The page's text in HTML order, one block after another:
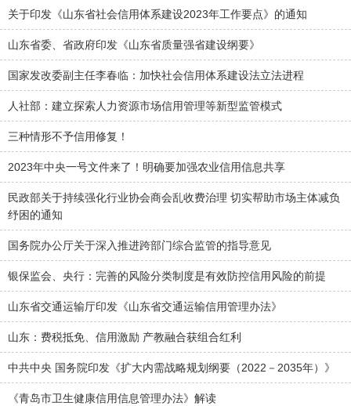
关于印发《山东省社会信用体系建设2023年工作要点》的通知
山东省委、省政府印发《山东省质量强省建设纲要》
国家发改委副主任李春临：加快社会信用体系建设法立法进程
人社部：建立探索人力资源市场信用管理等新型监管模式
三种情形不予信用修复！
2023年中央一号文件来了！明确要加强农业信用信息共享
民政部关于持续强化行业协会商会乱收费治理 切实帮助市场主体减负
纾困的通知
国务院办公厅关于深入推进跨部门综合监管的指导意见
银保监会、央行：完善的风险分类制度是有效防控信用风险的前提
山东省交通运输厅印发《山东省交通运输信用管理办法》
山东：费税抵免、信用激励 产教融合获组合红利
中共中央 国务院印发《扩大内需战略规划纲要（2022－2035年）》
《青岛市卫生健康信用信息管理办法》解读